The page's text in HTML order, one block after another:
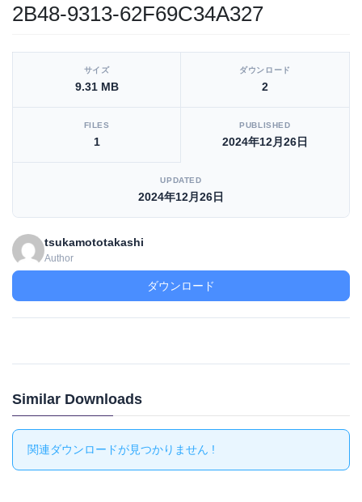
2B48-9313-62F69C34A327
[video_player_1200x800]
サイズ
9.31 MB
ダウンロード
2
FILES
1
PUBLISHED
2024年12月26日
UPDATED
2024年12月26日
tsukamototakashi
Author
ダウンロード
Similar Downloads
関連ダウンロードが見つかりません !